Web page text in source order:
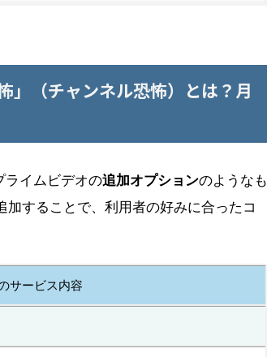
（チャンネル恐怖）とは？月
イムビデオの追加オプションのようなも
することで、利用者の好みに合ったコ
サービス内容